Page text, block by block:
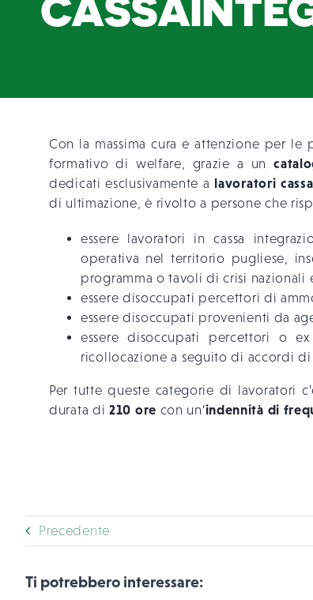
Con la massima cura e attenzione per
formativo di welfare, grazie a un
dedicati esclusivamente a lavoratori
di ultimazione, è rivolto a persone che
essere lavoratori in cassa
operativa nel territorio pugliese,
programma o tavoli di crisi
essere disoccupati percettori di
essere disoccupati provenienti da
essere disoccupati percettori o
ricollocazione a seguito di accordi
Per tutte queste categorie di lavoratori
durata di 210 ore con un’indennità di
Precedente
Ti potrebbero interessare: